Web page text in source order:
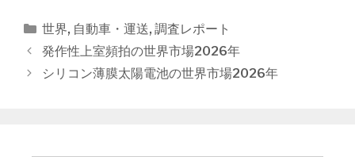
カ
テ
リ
世界, 自動車・運送, 調査レポート
投
稿
発作性上室頻拍の世界市場2026年
シリコン薄膜太陽電池の世界市場2026年